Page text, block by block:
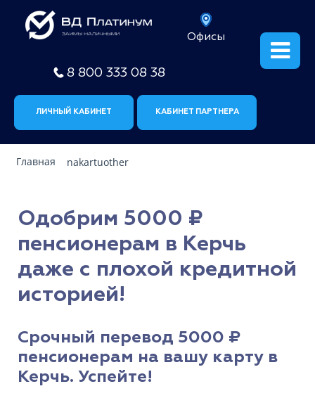
Офисы
8 800 333 08 38
ЛИЧНЫЙ КАБИНЕТ КАБИНЕТ ПАРТНЕРА
Главная nakartuother
Одобрим 5000 ₽
пенсионерам в Керчь
даже с плохой кредитной
историей!
Срочный перевод 5000 ₽
пенсионерам на вашу карту в
Керчь. Успейте!